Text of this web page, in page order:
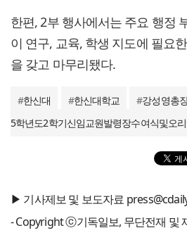
한편, 2부 행사에서는 주요 행정
이 연구, 교육, 학생 지도에 필요
을 갖고 마무리됐다.
#한신대 #한신대학교 #강성영총
5학년도2학기신임교원발령장수여식및오
▶ 기사제보 및 보도자료
- Copyright ⓒ기독일보, 무단전재 및